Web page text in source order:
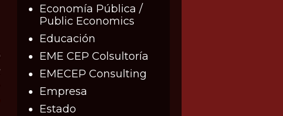
Economía Pública /
Public Economics
Educación
EME CEP Colsultoría
EMECEP Consulting
Empresa
Estado